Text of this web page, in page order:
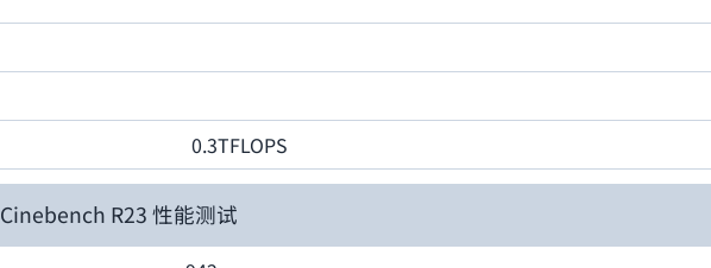
0.3TFLOPS
Cinebench R23 性能测试